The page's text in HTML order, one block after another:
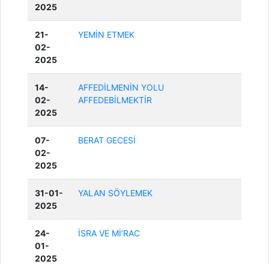
2025
21-
02-
2025
YEMİN ETMEK
14-
02-
2025
AFFEDİLMENİN YOLU
AFFEDEBİLMEKTİR
07-
02-
2025
BERAT GECESİ
31-01-
2025
YALAN SÖYLEMEK
24-
01-
2025
İSRA VE Mİ’RAC